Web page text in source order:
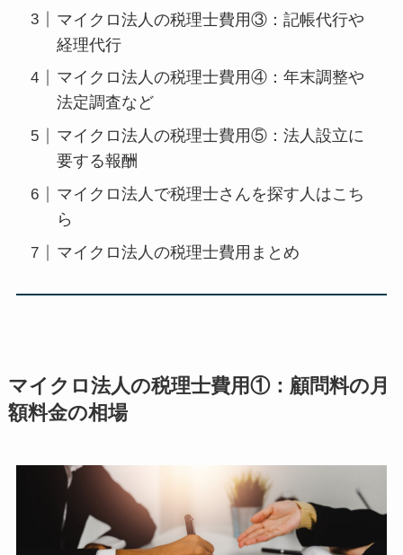
マイクロ法人の税理士費用③：記帳代行や
経理代行
マイクロ法人の税理士費用④：年末調整や
法定調査など
マイクロ法人の税理士費用⑤：法人設立に
要する報酬
マイクロ法人で税理士さんを探す人はこち
ら
マイクロ法人の税理士費用まとめ
マイクロ法人の税理士費用①：顧問料の月
額料金の相場